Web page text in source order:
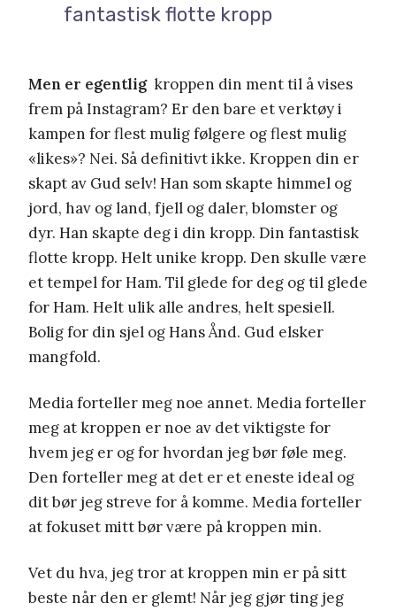
fantastisk flotte kropp
Men er egentligkroppen din ment til å vises
frem på Instagram? Er den bare et verktøy i
kampen for flest mulig følgere og flest mulig
«likes»? Nei. Så definitivt ikke. Kroppen din er
skapt av Gud selv! Han som skapte himmel og
jord, hav og land, fjell og daler, blomster og
dyr. Han skapte deg i din kropp. Din fantastisk
flotte kropp. Helt unike kropp. Den skulle være
et tempel for Ham. Til glede for deg og til glede
for Ham. Helt ulik alle andres, helt spesiell.
Bolig for din sjel og Hans Ånd. Gud elsker
mangfold.
Media forteller meg noe annet. Media forteller
meg at kroppen er noe av det viktigste for
hvem jeg er og for hvordan jeg bør føle meg.
Den forteller meg at det er et eneste ideal og
dit bør jeg streve for å komme. Media forteller
at fokuset mitt bør være på kroppen min.
Vet du hva, jeg tror at kroppen min er på sitt
beste når den er glemt! Når jeg gjør ting jeg